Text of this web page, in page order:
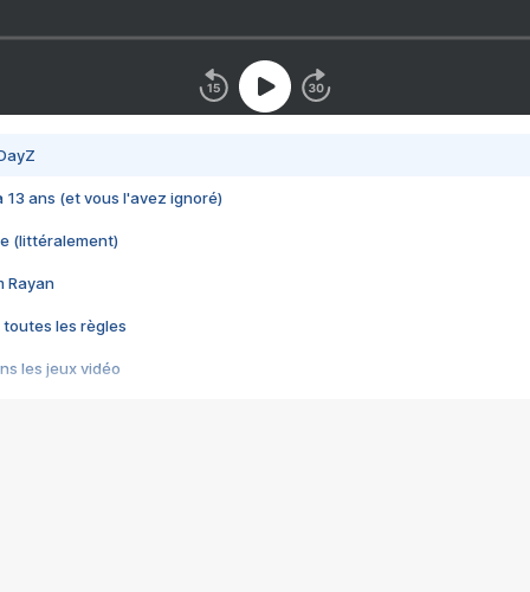
13 ans (et vous l'avez ignoré)
(littéralement)
Rayan
toutes les règles
les jeux vidéo